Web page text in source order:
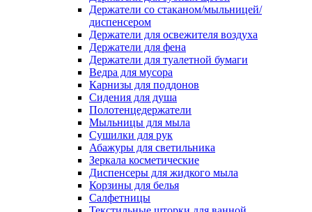
Держатели со стаканом/мыльницей/
диспенсером
Держатели для освежителя воздуха
Держатели для фена
Держатели для туалетной бумаги
Ведра для мусора
Карнизы для поддонов
Сидения для душа
Полотенцедержатели
Мыльницы для мыла
Сушилки для рук
Абажуры для светильника
Зеркала косметические
Диспенсеры для жидкого мыла
Корзины для белья
Салфетницы